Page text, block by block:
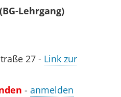
Lehrgang)
27- Link zur
- anmelden